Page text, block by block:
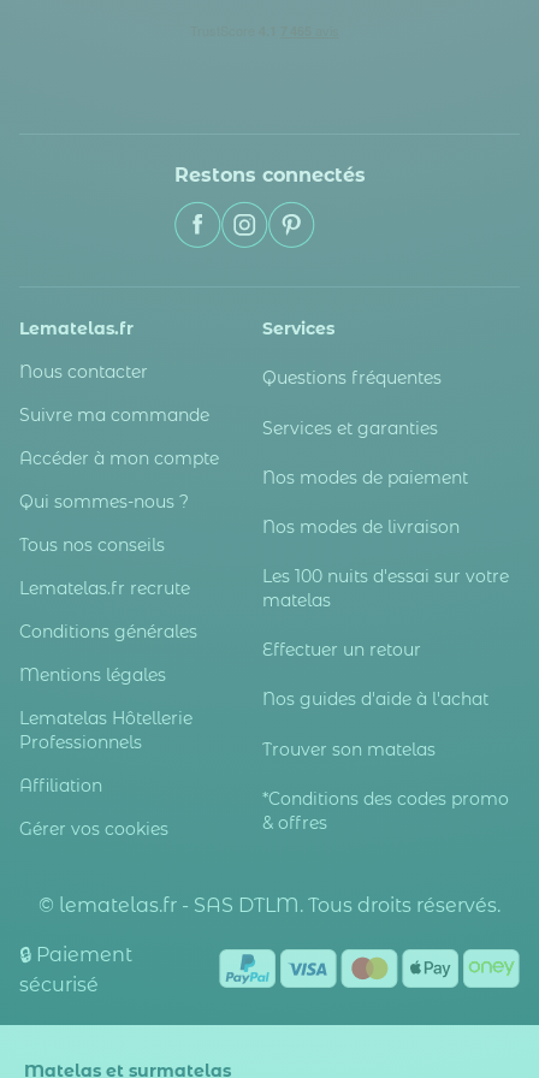
Restons connectés
Lematelas.fr
Nous contacter
Suivre ma commande
Accéder à mon compte
Qui sommes-nous ?
Tous nos conseils
Lematelas.fr recrute
Conditions générales
Mentions légales
Lematelas Hôtellerie
Professionnels
Affiliation
Gérer vos cookies
Services
Questions fréquentes
Services et garanties
Nos modes de paiement
Nos modes de livraison
Les 100 nuits d'essai sur votre
matelas
Effectuer un retour
Nos guides d'aide à l'achat
Trouver son matelas
*Conditions des codes promo
& offres
© lematelas.fr - SAS DTLM. Tous droits réservés.
🔒 Paiement
sécurisé
Matelas et surmatelas